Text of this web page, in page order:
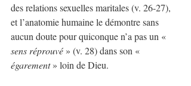
des relations sexuelles maritales (v. 26-27),
et l’anatomie humaine le démontre sans
aucun doute pour quiconque n’a pas un «
sens réprouvé » (v. 28) dans son «
égarement » loin de Dieu.